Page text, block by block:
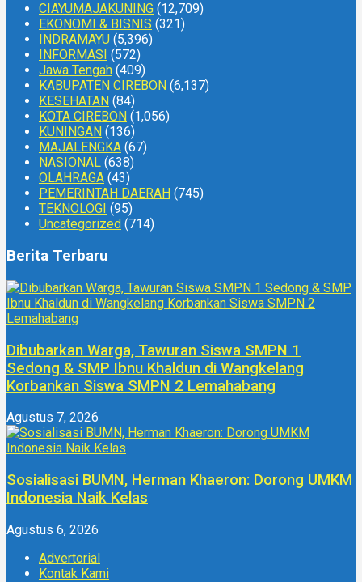
CIAYUMAJAKUNING (12,709)
EKONOMI & BISNIS (321)
INDRAMAYU (5,396)
INFORMASI (572)
Jawa Tengah (409)
KABUPATEN CIREBON (6,137)
KESEHATAN (84)
KOTA CIREBON (1,056)
KUNINGAN (136)
MAJALENGKA (67)
NASIONAL (638)
OLAHRAGA (43)
PEMERINTAH DAERAH (745)
TEKNOLOGI (95)
Uncategorized (714)
Berita Terbaru
Dibubarkan Warga, Tawuran Siswa SMPN 1
Sedong & SMP Ibnu Khaldun di Wangkelang
Korbankan Siswa SMPN 2 Lemahabang
Agustus 7, 2026
Sosialisasi BUMN, Herman Khaeron: Dorong UMKM
Indonesia Naik Kelas
Agustus 6, 2026
Advertorial
Kontak Kami